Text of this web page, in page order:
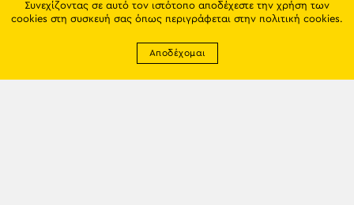
Συνεχίζοντας σε αυτό τον ιστότοπο αποδέχεστε την χρήση των
cookies στη συσκευή σας όπως περιγράφεται στην πολιτική cookies.
Αποδέχομαι